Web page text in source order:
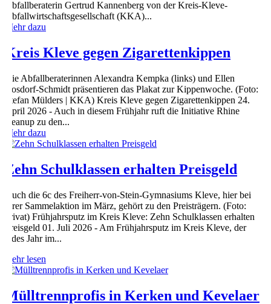
Abfallberaterin Gertrud Kannenberg von der Kreis-Kleve-
Abfallwirtschaftsgesellschaft (KKA)...
Mehr dazu
Kreis Kleve gegen Zigarettenkippen
Die Abfallberaterinnen Alexandra Kempka (links) und Ellen
Bosdorf-Schmidt präsentieren das Plakat zur Kippenwoche. (Foto:
Stefan Mülders | KKA) Kreis Kleve gegen Zigarettenkippen 24.
April 2026 - Auch in diesem Frühjahr ruft die Initiative Rhine
cleanup zu den...
Mehr dazu
Zehn Schulklassen erhalten Preisgeld
Auch die 6c des Freiherr-von-Stein-Gymnasiums Kleve, hier bei
ihrer Sammelaktion im März, gehört zu den Preisträgern. (Foto:
privat) Frühjahrsputz im Kreis Kleve: Zehn Schulklassen erhalten
Preisgeld 01. Juli 2026 - Am Frühjahrsputz im Kreis Kleve, der
jedes Jahr im...
mehr lesen
Mülltrennprofis in Kerken und Kevelaer